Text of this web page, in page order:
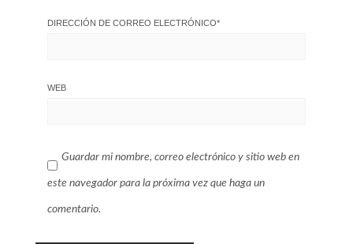
DIRECCIÓN DE CORREO ELECTRÓNICO*
WEB
Guardar mi nombre, correo electrónico y sitio web en
este navegador para la próxima vez que haga un
comentario.